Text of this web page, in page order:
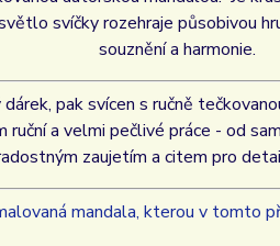
svíčky rozehraje působivou
souznění a harmonie.
pak svícen s ručně
a velmi pečlivé práce - od
zaujetím a citem pro
mandala, kterou v tomto